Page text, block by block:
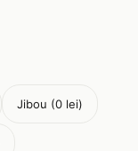
Jibou (0 lei)